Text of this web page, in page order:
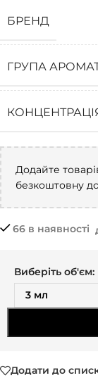
БРЕНД
ГРУПА
Додайте
безкоштовну
66 в наявності
Виберіть об'єм:
Додати до